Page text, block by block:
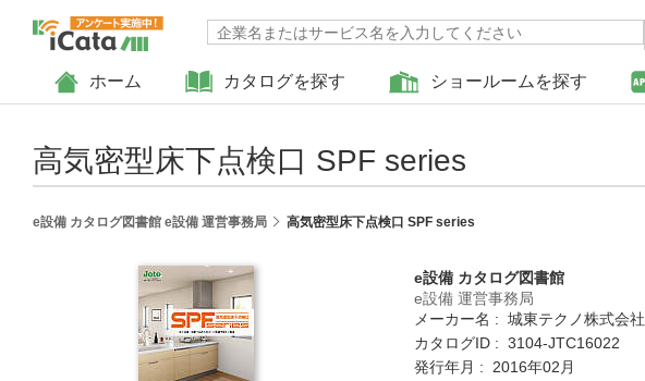
ホーム カタログを探す ショールームを探す
高気密型床下点検口 SPF series
e設備 カタログ図書館 e設備 運営事務局 高気密型床下点検口 SPF series
e設備 カタログ図書館
e設備 運営事務局
メーカー名 : 城東テクノ株式会社
カタログID : 3104-JTC16022
発行年月 : 2016年02月